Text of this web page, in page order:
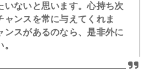
ないと思います。心持ち次
ンスを常に与えてくれま
スがあるのなら、是非外に